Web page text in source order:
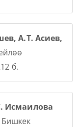
А.Т. Асиев,
б.
Исмаилова